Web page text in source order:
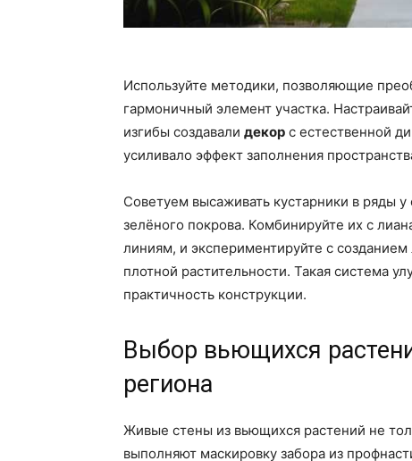
Используйте методики, позволяющие
гармоничный элемент участка.
изгибы создавали декор с естественной
усиливало эффект заполнения
Советуем высаживать кустарники в ряды
зелёного покрова. Комбинируйте их с
линиям, и экспериментируйте с созданием
плотной растительности. Такая система
практичность конструкции.
Выбор вьющихся
региона
Живые стены из вьющихся растений не
выполняют маскировку забора из